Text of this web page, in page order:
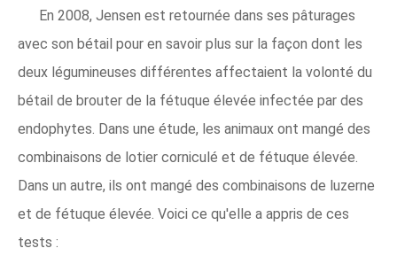
En 2008, Jensen est retournée dans ses pâturages
avec son bétail pour en savoir plus sur la façon dont les
deux légumineuses différentes affectaient la volonté du
bétail de brouter de la fétuque élevée infectée par des
endophytes. Dans une étude, les animaux ont mangé des
combinaisons de lotier corniculé et de fétuque élevée.
Dans un autre, ils ont mangé des combinaisons de luzerne
et de fétuque élevée. Voici ce qu'elle a appris de ces
tests :